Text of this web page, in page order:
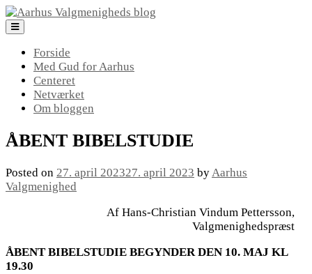
Skip
to
Forside
Med Gud for Aarhus
Centeret
Netværket
Om bloggen
ÅBENT BIBELSTUDIE
Posted on 27. april 202327. april 2023 byAarhus
Valgmenighed
Af Hans-Christian Vindum Pettersson,
Valgmenighedspræst
ÅBENT BIBELSTUDIE BEGYNDER DEN 10. MAJ KL
19.30